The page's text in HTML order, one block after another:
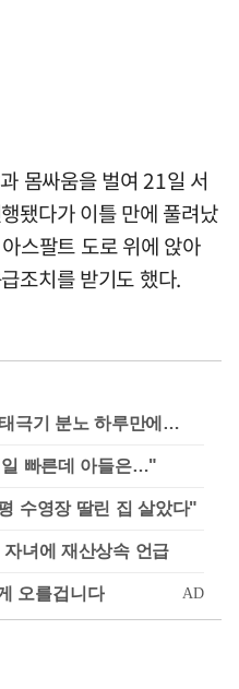
몸싸움을 벌여 21일 서
됐다가 이틀 만에 풀려났
스팔트 도로 위에 앉아
조치를 받기도 했다.
극기 분노 하루만에…
빠른데 아들은…"
수영장 딸린 집 살았다"
녀에 재산상속 언급